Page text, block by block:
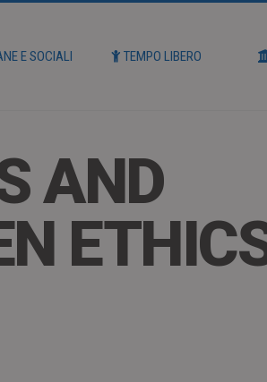
E SOCIALI TEMPO LIBERO
AND